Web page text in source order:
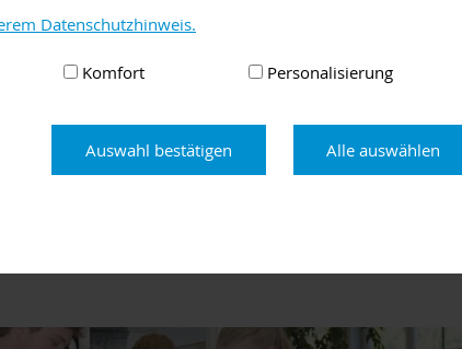
Datenschutzhinweis.
Komfort Personalisierung
Auswahl bestätigen Alle auswählen
Juli 2019)
Camp bei ZF Friedrichshafen AG in Schweinfurt
in Bayern finden Sie unter www.tezba.de/camptermine.
weitere Informationen zum Angebot der Initiative finden Sie